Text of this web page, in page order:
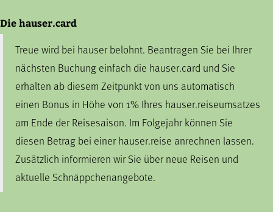
Die hauser.card
Treue wird bei hauser belohnt. Beantragen Sie bei Ihrer
nächsten Buchung einfach die hauser.card und Sie
erhalten ab diesem Zeitpunkt von uns automatisch
einen Bonus in Höhe von 1% Ihres hauser.reiseumsatzes
am Ende der Reisesaison. Im Folgejahr können Sie
diesen Betrag bei einer hauser.reise anrechnen lassen.
Zusätzlich informieren wir Sie über neue Reisen und
aktuelle Schnäppchenangebote.